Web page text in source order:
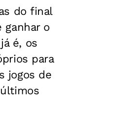
do final
ganhar o
é, os
para
jogos de